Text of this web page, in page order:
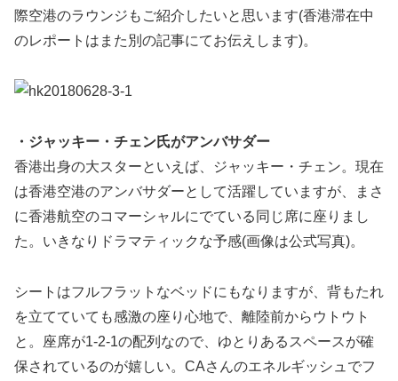
際空港のラウンジもご紹介したいと思います(香港滞在中
のレポートはまた別の記事にてお伝えします)。
・ジャッキー・チェン氏がアンバサダー
香港出身の大スターといえば、ジャッキー・チェン。現在
は香港空港のアンバサダーとして活躍していますが、まさ
に香港航空のコマーシャルにでている同じ席に座りまし
た。いきなりドラマティックな予感(画像は公式写真)。
シートはフルフラットなベッドにもなりますが、背もたれ
を立てていても感激の座り心地で、離陸前からウトウト
と。座席が1-2-1の配列なので、ゆとりあるスペースが確
保されているのが嬉しい。CAさんのエネルギッシュでフ